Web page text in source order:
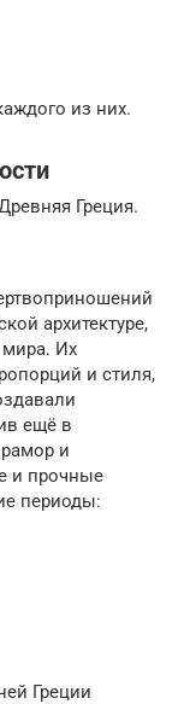
из них.
Греция.
архитектуре,
мира. Их
и стиля,
ещё в
и
и прочные
периоды:
Греции